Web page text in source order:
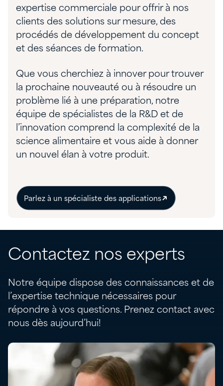
expertise commerciale pour offrir à nos
clients des solutions sur mesure, des
procédés de développement du concept
et des séances de formation.
Que vous cherchiez à innover pour trouver
la prochaine nouveauté ou à résoudre un
problème lié à une préparation, notre
équipe de spécialistes de la R&D et de
l’innovation comprend la complexité de la
science alimentaire et vous aide à donner
un nouvel élan à votre produit.
Parlez à un spécialiste des applications
Contactez nos experts
Notre équipe dispose des connaissances et de
l’expertise technique nécessaires pour
répondre à vos questions. Prenez contact avec
nous dès aujourd’hui!